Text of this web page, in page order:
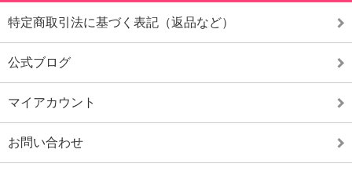
特定商取引法に基づく表記（返品など）
公式ブログ
マイアカウント
お問い合わせ